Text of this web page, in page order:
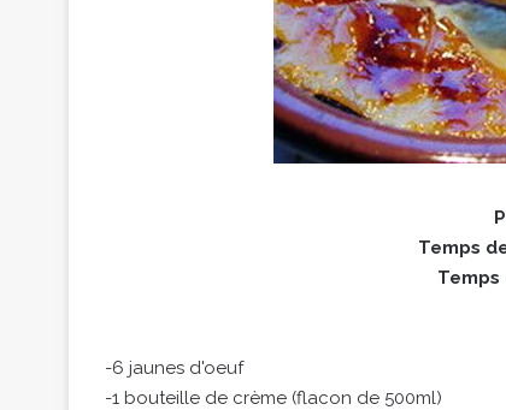
Temps
Temps
-6 jaunes d'oeuf
-1 bouteille de crème (flacon de 500ml)